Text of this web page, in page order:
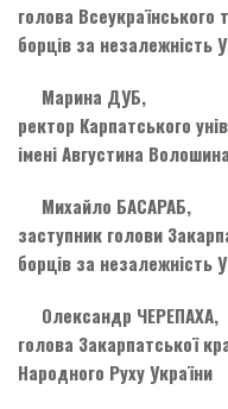
голова Всеукраїнського
борців за незалежність
Марина ДУБ,
ректор Карпатського
імені Августина Волошина
Михайло БАСАРАБ,
заступник голови
борців за незалежність
Олександр ЧЕРЕПАХА,
голова Закарпатської
Народного Руху України